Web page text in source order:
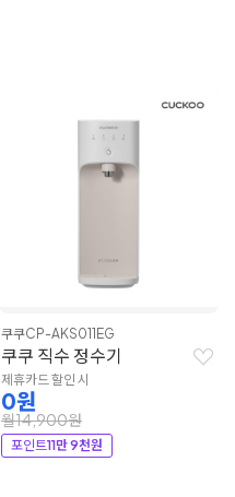
쿠쿠CP-AKS011EG
쿠쿠 직수 정수기
제휴카드 할인 시
0원
월14,900원
포인트11만 9천원